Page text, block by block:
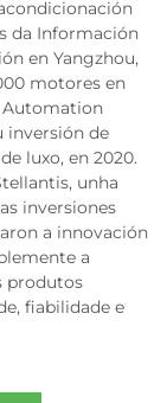
da Información
en Yangzhou,
motores en
Automation
inversión de
luxo, en 2020.
unha
inversiones
a innovación
a
produtos
fiabilidade e